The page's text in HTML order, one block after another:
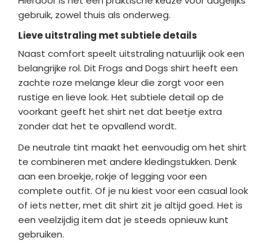
gebruik, zowel thuis als onderweg.
Lieve uitstraling met subtiele details
Naast comfort speelt uitstraling natuurlijk ook een
belangrijke rol. Dit Frogs and Dogs shirt heeft een
zachte roze melange kleur die zorgt voor een
rustige en lieve look. Het subtiele detail op de
voorkant geeft het shirt net dat beetje extra
zonder dat het te opvallend wordt.
De neutrale tint maakt het eenvoudig om het shirt
te combineren met andere kledingstukken. Denk
aan een broekje, rokje of legging voor een
complete outfit. Of je nu kiest voor een casual look
of iets netter, met dit shirt zit je altijd goed. Het is
een veelzijdig item dat je steeds opnieuw kunt
gebruiken.